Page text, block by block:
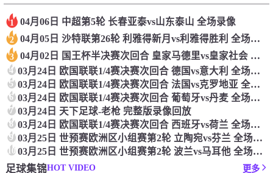
1 04月06日 中超第5轮 长春亚泰vs山东泰山 全场录像
2 04月05日 沙特联第26轮 利雅得新月vs利雅得胜利 全场录像
3 04月02日 国王杯半决赛次回合 皇家马德里vs皇家社会 全场录像
4 03月24日 欧国联联1/4赛决赛次回合 德国vs意大利 全场录像回放
5 03月24日 欧国联联1/4赛决赛次回合 法国vs克罗地亚 全场录像回放
6 03月24日 欧国联联1/4赛决赛次回合 葡萄牙vs丹麦 全场录像回放
7 03月24日 天下足球-老枪 完整版录像回放
8 03月24日 欧国联联1/4赛决赛次回合 西班牙vs荷兰 全场录像回放
9 03月25日 世预赛欧洲区小组赛第2轮 立陶宛vs芬兰 全场录像回放
10 03月25日 世预赛欧洲区小组赛第2轮 波兰vs马耳他 全场录像回放
足球集锦HOT VIDEO 更多